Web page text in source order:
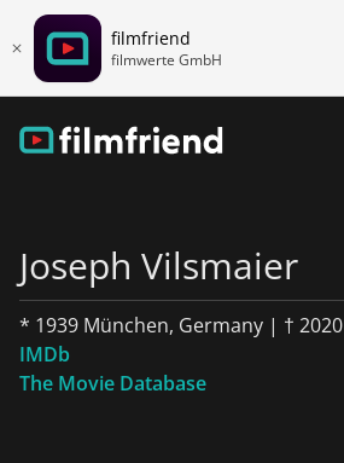
filmfriend
filmwerte GmbH
Joseph Vilsmaier
* 1939 München, Germany | † 2020
IMDb
The Movie Database